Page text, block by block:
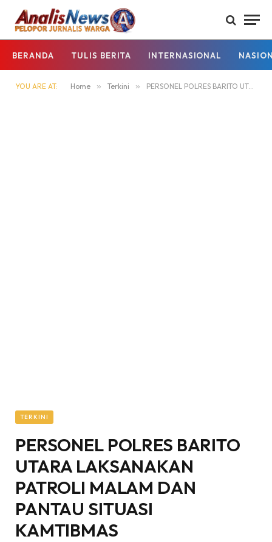
BERANDA TULIS BERITA INTERNASIONAL
YOU ARE AT: Home » Terkini » PERSONEL POLRES BARITO UTARA LAKSANAKAN PATROLI MALAM DAN PANTAU SITUASI KAMTIBMAS
TERKINI
PERSONEL POLRES BARITO
UTARA LAKSANAKAN
PATROLI MALAM DAN
PANTAU SITUASI
KAMTIBMAS